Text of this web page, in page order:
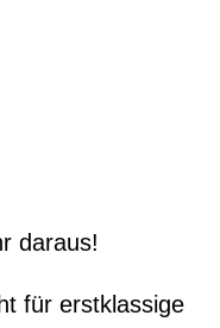
daraus!
für erstklassige